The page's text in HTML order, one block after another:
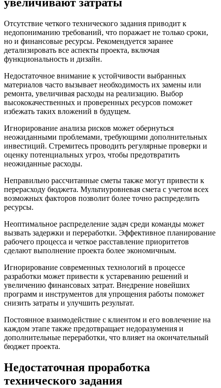
увеличивают затраты
Отсутствие четкого технического задания приводит к
недопониманию требований, что поражает не только сроки,
но и финансовые ресурсы. Рекомендуется заранее
детализировать все аспекты проекта, включая
функциональность и дизайн.
Недостаточное внимание к устойчивости выбранных
материалов часто вызывает необходимость их замены или
ремонта, увеличивая расходы на реализацию. Выбор
высококачественных и проверенных ресурсов поможет
избежать таких вложений в будущем.
Игнорирование анализа рисков может обернуться
неожиданными проблемами, требующими дополнительных
инвестиций. Стремитесь проводить регулярные проверки и
оценку потенциальных угроз, чтобы предотвратить
неожиданные расходы.
Неправильно рассчитанные сметы также могут привести к
перерасходу бюджета. Мультиуровневая смета с учетом всех
возможных факторов позволит более точно распределить
ресурсы.
Неоптимальное распределение задач среди команды может
вызвать задержки и переработки. Эффективное планирование
рабочего процесса и четкое расставление приоритетов
сделают выполнение проекта более экономичным.
Игнорирование современных технологий в процессе
разработки может привести к устареванию решений и
увеличению финансовых затрат. Внедрение новейших
программ и инструментов для упрощения работы поможет
снизить затраты и улучшить результат.
Постоянное взаимодействие с клиентом и его вовлечение на
каждом этапе также предотвращает недоразумения и
дополнительные переработки, что влияет на окончательный
бюджет проекта.
Недостаточная проработка
технического задания